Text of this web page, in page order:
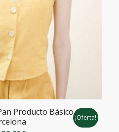
Producto Básico.
¡Oferta!